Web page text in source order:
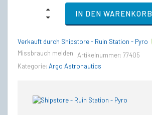
Lebenslange
Versicherung
quantity
IN DEN WARENKORB
Verkauft durch Shipstore - Ruin Station - Pyro
Missbrauch melden Artikelnummer: 77405
Kategorie: Argo Astronautics